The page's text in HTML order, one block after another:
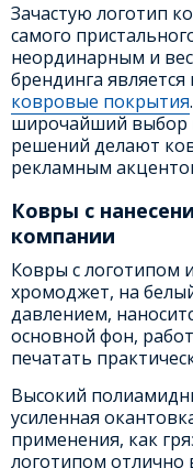
Зачастую логотип
самого
неординарным и
брендинга
ковровые покрытия
широчайший выбор
решений делают
рекламным
Ковры с
компании
Ковры с логотипом
хромоджет, на
давлением,
основной фон,
печатать
Высокий
усиленная
применения, как
логотипом отлично